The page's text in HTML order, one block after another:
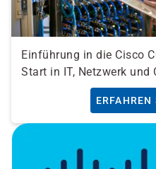
Einführung in die Cisco
Start in IT, Netzwerk und
ERFAHREN